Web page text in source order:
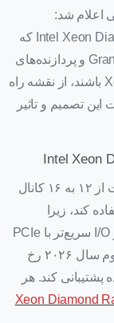
اعلام شد:
پردازنده‌های نسل بعدی ۸ کاناله Intel Xeon Diamond Rapids که
قرار بود جانشین سری محبوب Granite Rapids-SP و پردازنده‌های
سرور جریان اصلی سری Xeon 6700P / 6500P باشند، از نقشه راه
تصمیم و تاثیر
نسل بعدی پردازنده‌های سرور رده بالا قرار است از ۱۲ به ۱۶ کانال
کند، زیرا
طراحان تراشه در حال ادغام هسته‌های بیشتر و I/O سریع‌تر با PCIe
Gen6 هستند. انتظار می‌رود این تغییر در نیمه دوم سال ۲۰۲۶ رخ
کند. هر
Xeon Diamond